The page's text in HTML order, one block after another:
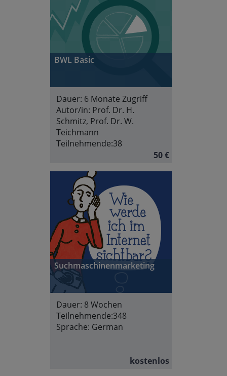
BWL Basic
Dauer: 6 Monate Zugriff
Autor/in: Prof. Dr. H.
Schmitz, Prof. Dr. W.
Teichmann
Teilnehmende:38
50 €
Suchmaschinenmarketing
Dauer: 8 Wochen
Teilnehmende:348
Sprache: German
kostenlos